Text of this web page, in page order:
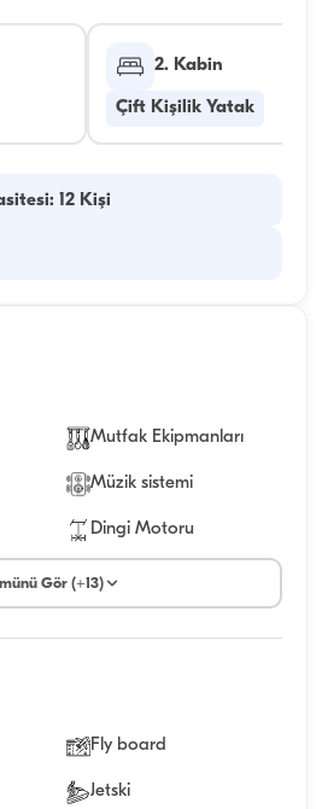
2. Kabin
Çift Kişilik Yatak
12 Kişi
Mutfak Ekipmanları
Müzik sistemi
Dingi Motoru
Gör (+13)
Fly board
Jetski